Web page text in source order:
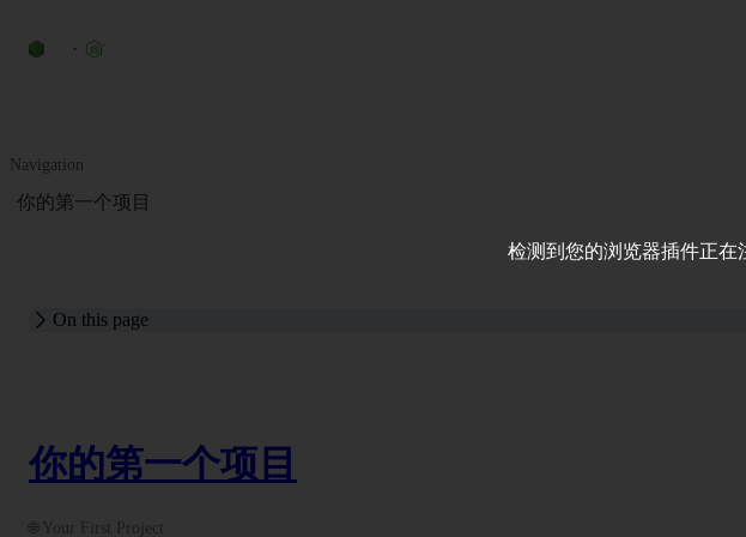
Navigation
你的第一个项目
On this page
你的第一个项目
🌐 Your First Project
检测到您的浏览器插件正